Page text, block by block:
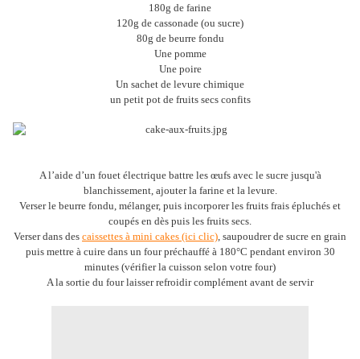
180g de farine
120g de cassonade (ou sucre)
80g de beurre fondu
Une pomme
Une poire
Un sachet de levure chimique
un petit pot de fruits secs confits
A l’aide d’un fouet électrique battre les œufs avec le sucre jusqu'à
blanchissement, ajouter la farine et la levure.
Verser le beurre fondu, mélanger, puis incorporer les fruits frais épluchés et
coupés en dès puis les fruits secs.
Verser dans des caissettes à mini cakes (ici clic), saupoudrer de sucre en grain
puis mettre à cuire dans un four préchauffé à 180°C pendant environ 30
minutes (vérifier la cuisson selon votre four)
A la sortie du four laisser refroidir complément avant de servir